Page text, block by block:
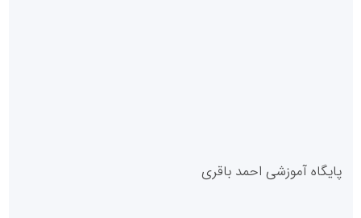
پایگاه آموزشی احمد باقری